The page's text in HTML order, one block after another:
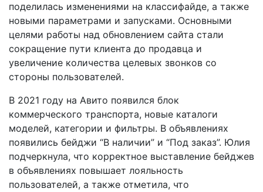
поделилась изменениями на классифайде, а также
новыми параметрами и запусками. Основными
целями работы над обновлением сайта стали
сокращение пути клиента до продавца и
увеличение количества целевых звонков со
стороны пользователей.
В 2021 году на Авито появился блок
коммерческого транспорта, новые каталоги
моделей, категории и фильтры. В объявлениях
появились бейджи “В наличии” и “Под заказ”. Юлия
подчеркнула, что корректное выставление бейджев
в объявлениях повышает лояльность
пользователей, а также отметила, что